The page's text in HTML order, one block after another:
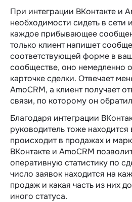
При интеграции ВКонтакте и
необходимости сидеть в сети
каждое прибывающее
только клиент напишет
соответствующей форме в
сообществе, оно немедленно
карточке сделки. Отвечает
AmoCRM, а клиент получает
связи, по которому он
Благодаря интеграции
руководитель тоже находится
происходит в продажах и
ВКонтакте и AmoCRM
оперативную статистику по
число заявок находится на
продаж и какая часть из них
иного статуса.